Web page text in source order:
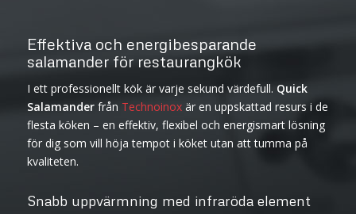
Effektiva och energibesparande
salamander för restaurangkök
I ett professionellt kök är varje sekund värdefull. Quick
Salamanderfrån Technoinoxär en uppskattad resurs i de
flesta köken – en effektiv, flexibel och energismart lösning
för dig som vill höja tempot i köket utan att tumma på
kvaliteten.
Snabb uppvärmning med infraröda element